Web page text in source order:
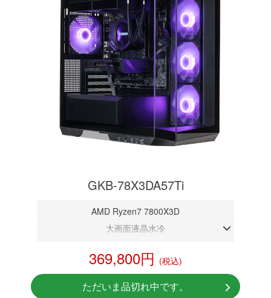
GKB-78X3DA57Ti
AMD Ryzen7 7800X3D
大画面液晶水冷
RTX 5070Ti 16GB
NVMeSSD 1TB
Windows11 Home 64bit
369,800円 (税込)
ただいま品切れ中です。